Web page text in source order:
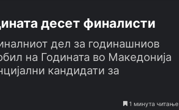
десет финалисти
дел за годинашниов
на Годината во Македонија
кандидати за
1 минута читање